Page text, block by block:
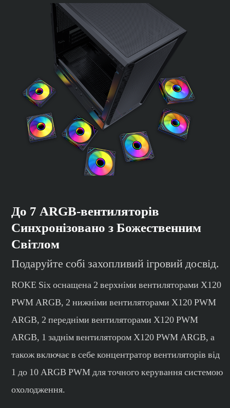
До 7 ARGB-вентиляторів
Синхронізовано з Божественним
Світлом
Подаруйте собі захопливий ігровий досвід.
ROKE Six оснащена 2 верхніми вентиляторами X120
PWM ARGB, 2 нижніми вентиляторами X120 PWM
ARGB, 2 передніми вентиляторами X120 PWM
ARGB, 1 заднім вентилятором X120 PWM ARGB, а
також включає в себе концентратор вентиляторів від
1 до 10 ARGB PWM для точного керування системою
охолодження.